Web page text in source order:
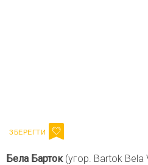
Бела Барток(угор. Bartok Bela